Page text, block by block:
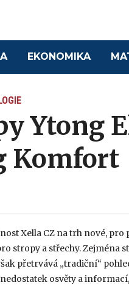
EKONOMIKA
Ytong
Komfort
Xella CZ na trh nové,
stropy a střechy. Zejména
přetrvává „tradiční“
osvěty a